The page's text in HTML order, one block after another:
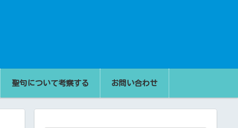
聖句について考察する お問い合わせ